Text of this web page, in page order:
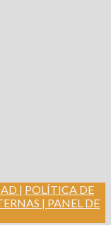
| POLÍTICA DE
| PANEL DE